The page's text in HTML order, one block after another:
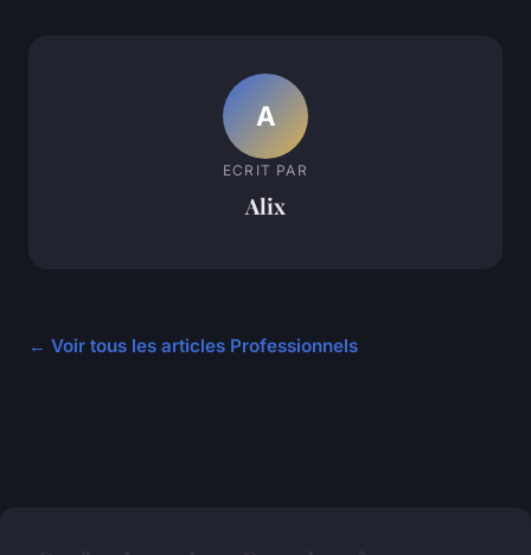
A
ECRIT PAR
Alix
← Voir tous les articles Professionnels